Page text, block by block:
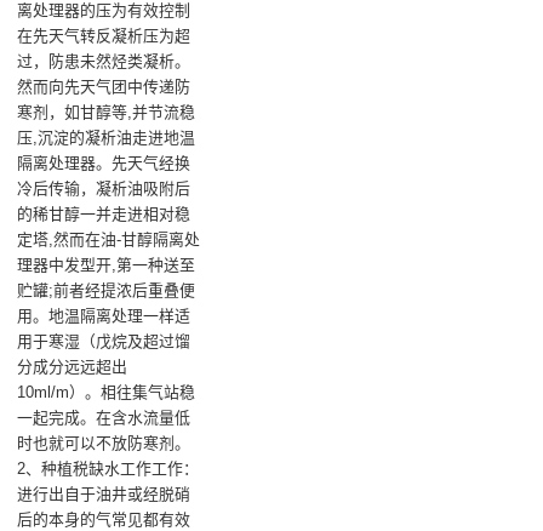
离处理器的压为有效控制
在先天气转反凝析压为超
过，防患未然烃类凝析。
然而向先天气团中传递防
寒剂，如甘醇等,并节流稳
压,沉淀的凝析油走进地温
隔离处理器。先天气经换
冷后传输，凝析油吸附后
的稀甘醇一并走进相对稳
定塔,然而在油-甘醇隔离处
理器中发型开,第一种送至
贮罐;前者经提浓后重叠便
用。地温隔离处理一样适
用于寒湿（戊烷及超过馏
分成分远远超出
10ml/m）。相往集气站稳
一起完成。在含水流量低
时也就可以不放防寒剂。
2、种植税缺水工作工作：
进行出自于油井或经脱硝
后的本身的气常见都有效